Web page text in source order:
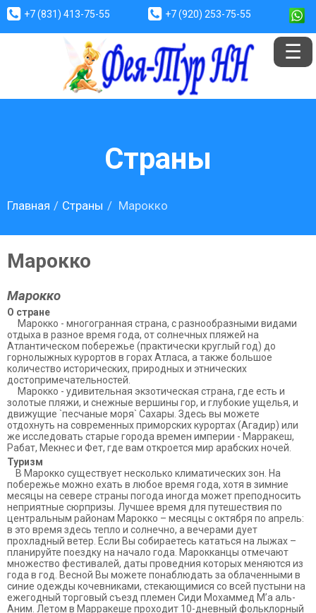
+7 (831) 413-75-55 +7 (920) 253-75-55
Страны
Главная Страны Марокко
Марокко
Марокко
О стране
Марокко - многогранная страна, с разнообразными видами
отдыха в разное время года, от солнечных пляжей на
Атлантическом побережье (практически круглый год) до
горнолыжных курортов в горах Атласа, а также большое
количество исторических, природных и этнических
достопримечательностей.
Марокко - удивительная экзотическая страна, где есть и
золотые пляжи, и снежные вершины гор, и глубокие ущелья, и
движущие `песчаные моря` Сахары. Здесь вы можете
отдохнуть на современных приморских курортах (Агадир) или
же исследовать старые города времен империи - Марракеш,
Рабат, Мекнес и Фет, где вам откроется мир арабских ночей.
Туризм
В Марокко существует несколько климатических зон. На
побережье можно ехать в любое время года, хотя в зимние
месяцы на севере страны погода иногда может преподносить
неприятные сюрпризы. Лучшее время для путешествия по
центральным районам Марокко – месяцы с октября по апрель:
в это время здесь тепло и солнечно, а вечерами дует
прохладный ветер. Если Вы собираетесь кататься на лыжах –
планируйте поездку на начало года. Марокканцы отмечают
множество фестивалей, даты проведния которых меняются из
года в год. Весной Вы можете понаблюдать за облаченными в
синие одежды кочевниками, стекающимися со всей пустыни на
ежегодный торговый съезд племен Сиди Мохаммед М’а аль-
Аним. Летом в Марракеше проходит 10-дневный фольклорный